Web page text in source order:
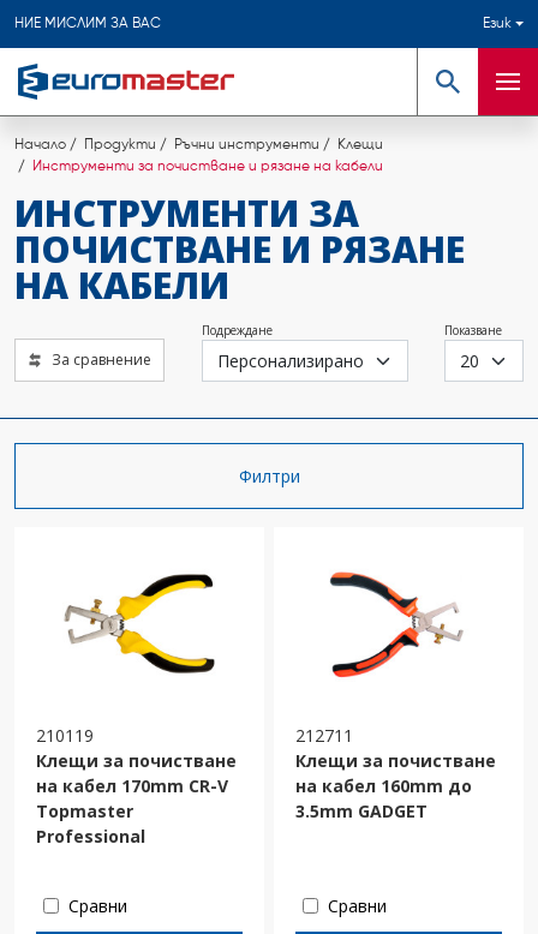
НИЕ МИСЛИМ ЗА ВАС Език
Търсене
Начало Продукти Ръчни инструменти
Клещи
Инструменти за почистване и рязане на кабели
ИНСТРУМЕНТИ ЗА
ПОЧИСТВАНЕ И РЯЗАНЕ
НА КАБЕЛИ
За сравнение
Подреждане Показване
Филтри
210119
Клещи за почистване
на кабел 170mm CR-V
Topmaster
Professional
Сравни
212711
Клещи за почистване
на кабел 160mm до
3.5mm GADGET
Сравни